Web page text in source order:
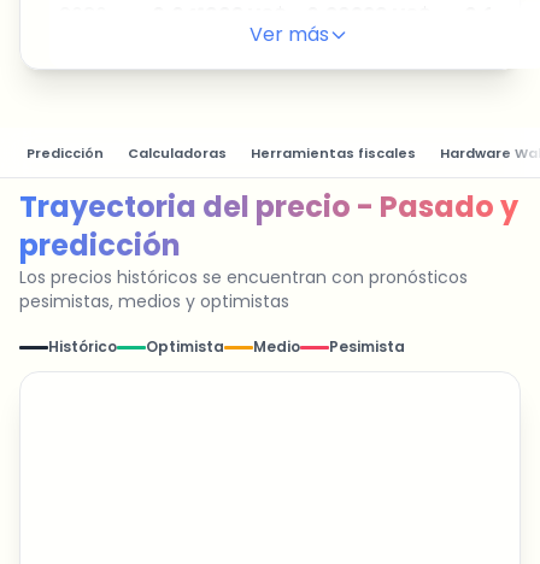
Ver más
Predicción Calculadoras Herramientas fiscales Hardware
Trayectoria del precio - Pasado y
predicción
Los precios históricos se encuentran con pronósticos
pesimistas, medios y optimistas
Histórico Optimista Medio Pesimista